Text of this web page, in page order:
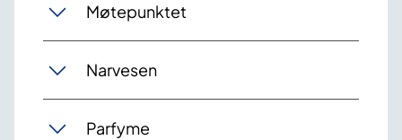
Møtepunktet
Narvesen
Parfyme